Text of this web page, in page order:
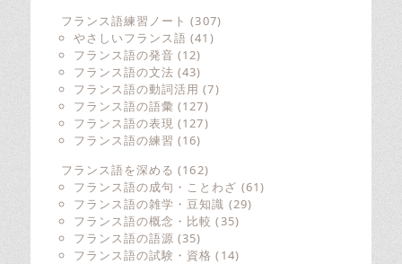
フランス語練習ノート (307)
やさしいフランス語 (41)
フランス語の発音 (12)
フランス語の文法 (43)
フランス語の動詞活用 (7)
フランス語の語彙 (127)
フランス語の表現 (127)
フランス語の練習 (16)
フランス語を深める (162)
フランス語の成句・ことわざ (61)
フランス語の雑学・豆知識 (29)
フランス語の概念・比較 (35)
フランス語の語源 (35)
フランス語の試験・資格 (14)